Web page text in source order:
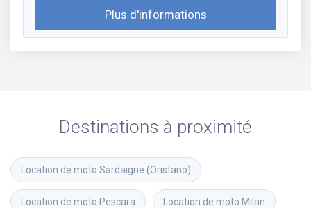
Plus d'informations
Destinations à proximité
Location de moto Sardaigne (Oristano)
Location de moto Pescara Location de moto Milan